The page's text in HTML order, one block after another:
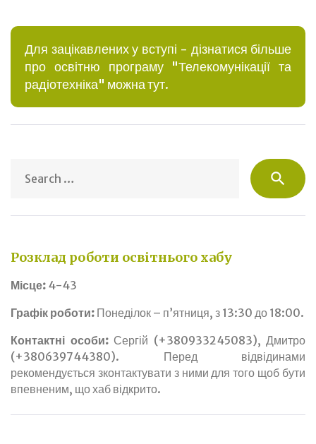
Для зацікавлених у вступі - дізнатися більше
про освітню програму "Телекомунікації та
радіотехніка" можна тут.
search
Розклад роботи освітнього хабу
Місце: 4-43
Графік роботи: Понеділок – п’ятниця, з 13:30 до 18:00.
Контактні особи:Сергій (+380933245083), Дмитро
(+380639744380). Перед відвідинами
рекомендується зконтактувати з ними для того щоб бути
впевненим, що хаб відкрито.